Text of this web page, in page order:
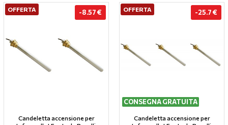
OFFERTA -8.57 €
Candeletta accensione per
OFFERTA
CONSEGNA GRATUITA
-25.7 €
Candeletta accensione per